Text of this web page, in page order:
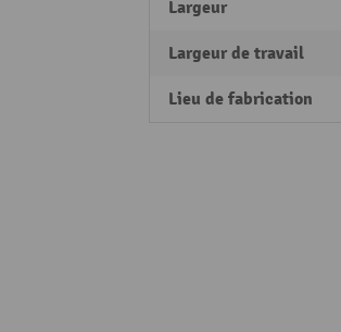
Largeur
Largeur de travail
Lieu de fabrication